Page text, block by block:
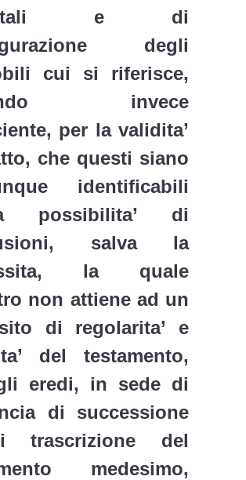
e di
degli
cui si riferisce,
invece
per la validita’
che questi siano
identificabili
possibilita’ di
salva la
la quale
non attiene ad un
di regolarita’ e
del testamento,
eredi, in sede di
di successione
del
medesimo,